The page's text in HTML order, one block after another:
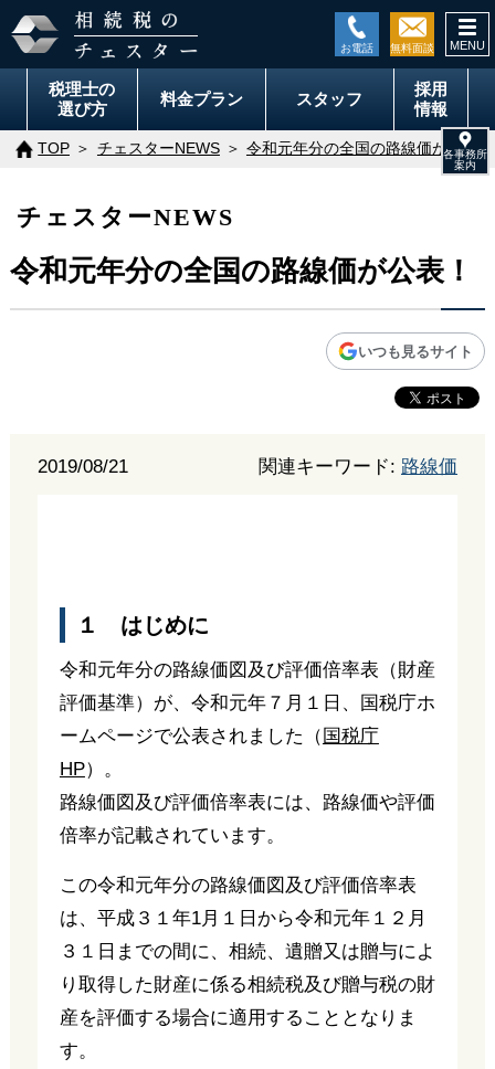
税理士の
選び方
料金プラン スタッフ
採用
情報
TOP チェスターNEWS 令和元年分の全国の路線価が公表！
チェスターNEWS
令和元年分の全国の路線価が公表！
いつも見るサイト
2019/08/21 関連キーワード: 路線価
１ はじめに
令和元年分の路線価図及び評価倍率表（財産
評価基準）が、令和元年７月１日、国税庁ホ
ームページで公表されました（ 国税庁
HP）。
路線価図及び評価倍率表には、路線価や評価
倍率が記載されています。
この令和元年分の路線価図及び評価倍率表
は、平成３１年1月１日から令和元年１２月
３１日までの間に、相続、遺贈又は贈与によ
り取得した財産に係る相続税及び贈与税の財
産を評価する場合に適用することとなりま
す。